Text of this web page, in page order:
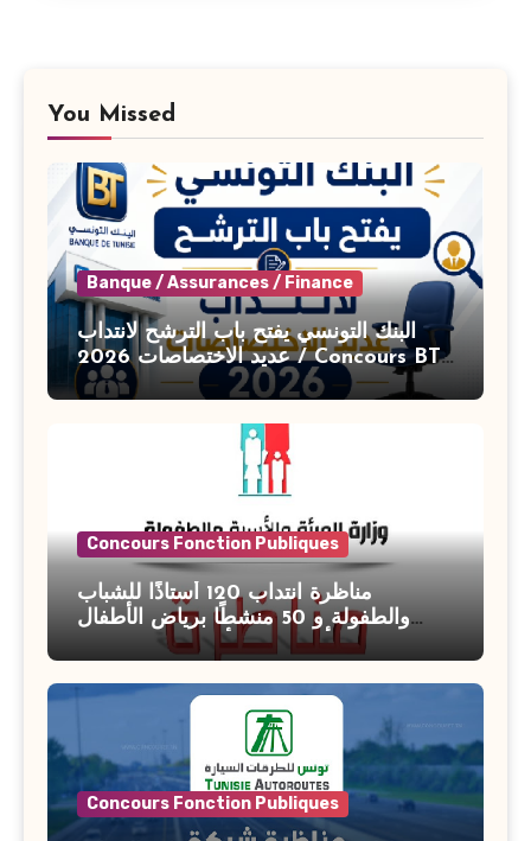
You Missed
Banque / Assurances / Finance
البنك التونسي يفتح باب الترشح لانتداب
عديد الاختصاصات 2026 / Concours BT
Banque de Tunisie 2026
Concours Fonction Publiques
مناظرة انتداب 120 أستاذًا للشباب
والطفولة و 50 منشطًا برياض الأطفال
بوزارة الأسرة والمرأة والطفولة وكبار
السن آخر أجل للتسجيل : 27 جويلية 2026
Concours Fonction Publiques